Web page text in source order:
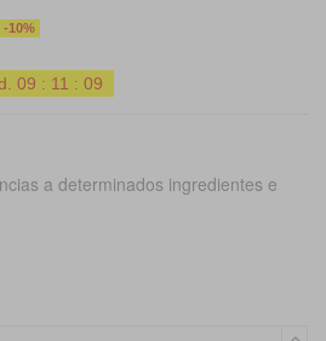
-10%
09 : 11 :08
a determinados ingredientes e